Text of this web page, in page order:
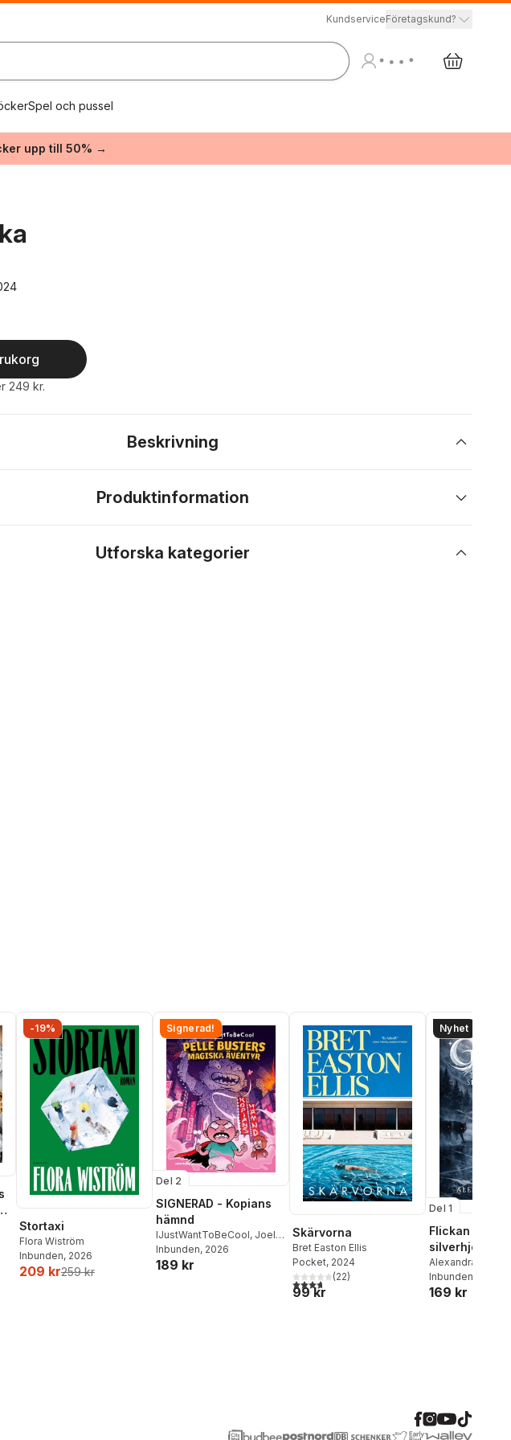
KundserviceFöretagskund?
Spel och pussel
upp till 50% →
249 kr.
Beskrivning
Produktinformation
Utforska kategorier
-19%
Stortaxi
Flora Wiström
Inbunden, 2026
209 kr259 kr
Signerad!
Del 2
SIGNERAD - Kopians
hämnd
IJustWantToBeCool, Joel
Adolphson,Emil Ejdemo
Beer ,Victor Beer
Inbunden, 2026
189 kr
Skärvorna
Bret Easton Ellis
Pocket, 2024
3,7utav 5 stjärnor. Totalt antal röster:
(22)
99 kr
Nyhet
Del 1
Flickan och
silverhjorten
Alexandra Bring
Inbunden
169 kr